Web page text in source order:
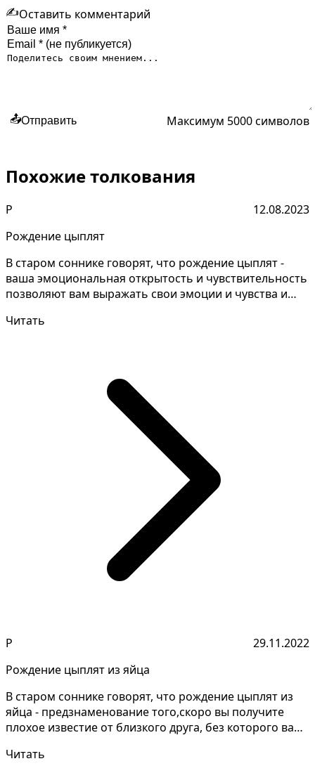
✍️Оставить комментарий
📤Отправить Максимум 5000 символов
Похожие толкования
Р
12.08.2023
Рождение цыплят
В старом соннике говорят, что рождение цыплят -
ваша эмоциональная открытость и чувствительность
позволяют вам выражать свои эмоции и чувства и
Читать
Р
29.11.2022
Рождение цыплят из яйца
В старом соннике говорят, что рождение цыплят из
яйца - предзнаменование того,скоро вы получите
плохое известие от близкого друга, без которого вам
Читать